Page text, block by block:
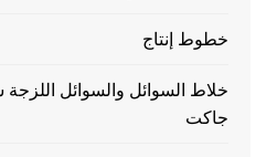
خطوط إنتاج
خلاط السوائل والسوائل
جاكت